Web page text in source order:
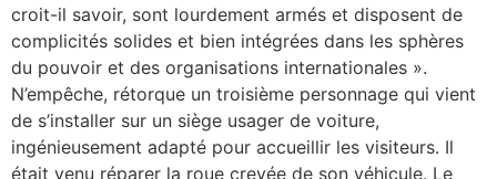
croit-il savoir, sont lourdement armés et disposent de
complicités solides et bien intégrées dans les sphères
du pouvoir et des organisations internationales ».
N’empêche, rétorque un troisième personnage qui vient
de s’installer sur un siège usager de voiture,
ingénieusement adapté pour accueillir les visiteurs. Il
était venu réparer la roue crevée de son véhicule. Le